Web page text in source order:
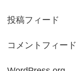
投稿フィード
コメントフィード